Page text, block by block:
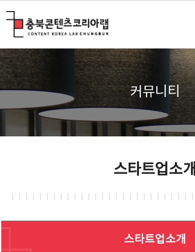
커뮤니티
스타트업소개
스타트업소개